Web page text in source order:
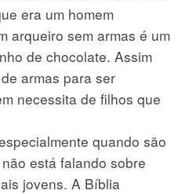
era um homem
arqueiro sem armas é um
de chocolate. Assim
armas para ser
necessita de filhos que
quando são
está falando sobre
jovens. A Bíblia